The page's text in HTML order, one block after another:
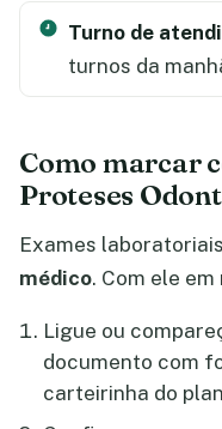
Turno de
turnos da
Como marcar
Proteses
Exames
médico. Com ele em
Ligue ou
documento com
carteirinha do